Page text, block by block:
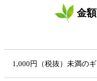
金
1,000円（税抜）未満のギ